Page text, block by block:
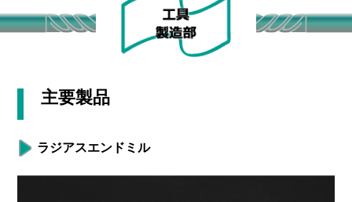
主要製品
ラジアスエンドミル